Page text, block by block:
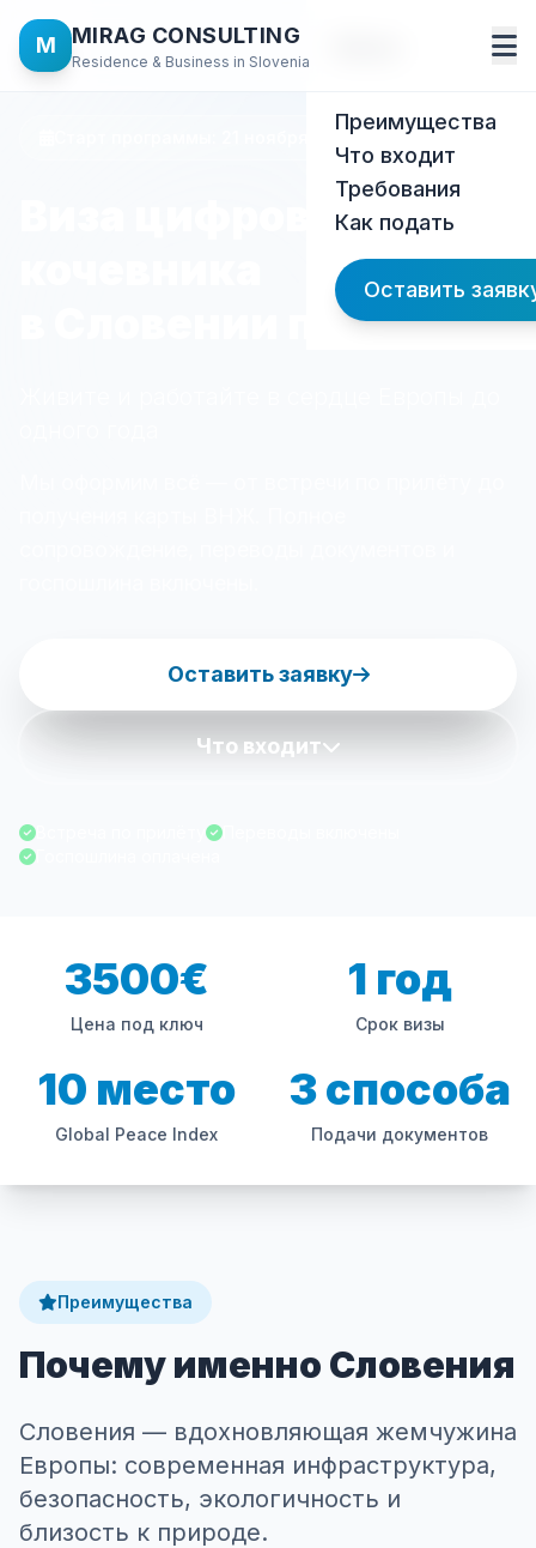
M MIRAG CONSULTING
Residence & Business in Slovenia
Преимущества
Что входит
Требования
Как подать
Оставить
Старт программы: 21 ноября 2025
Виза цифрового
в Словении под ключ
Оставить заявку
Что входит
3500€
Цена под ключ
1 год
Срок визы
10 место
Global Peace Index
3 способа
Подачи документов
Преимущества
Почему именно Словения
Словения — вдохновляющая жемчужина
Европы: современная инфраструктура,
безопасность, экологичность и
близость к природе.